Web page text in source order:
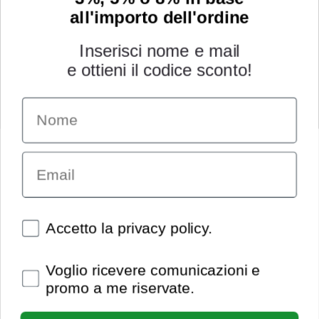
INFORMAZIONI
Chi siamo
Condizioni generali
Garanzia
Richiesta assistenza tecnica
Pagamenti e spedizioni
Utilizzo dei cookies
Recedi dal contratto
all'importo dell'ordine
Inserisci nome e mail
e ottieni il codice sconto!
Name
Email
Spunte obbligatorie
Accetto la privacy policy.
Spunte obbligatorie
Voglio ricevere comunicazioni e
promo a me riservate.